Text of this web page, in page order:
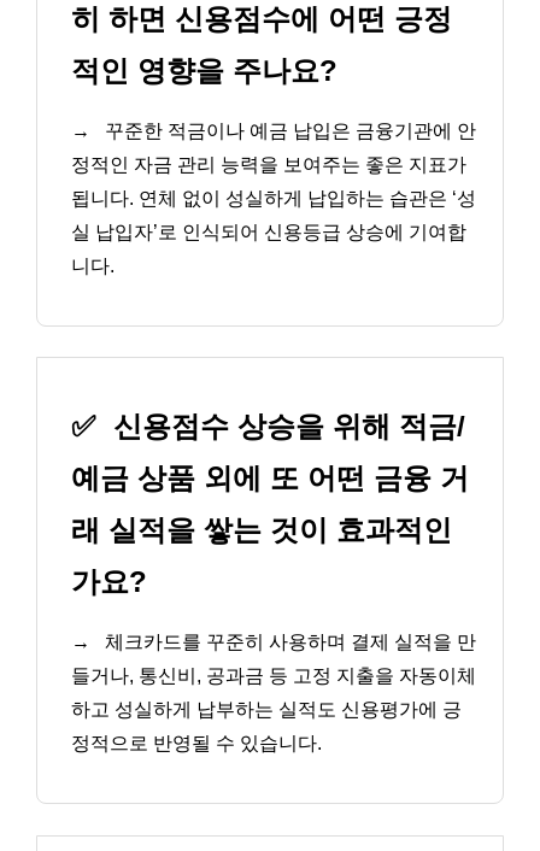
히 하면 신용점수에 어떤 긍정
적인 영향을 주나요?
→
꾸준한 적금이나 예금 납입은 금융기관에 안
정적인 자금 관리 능력을 보여주는 좋은 지표가
됩니다. 연체 없이 성실하게 납입하는 습관은 ‘성
실 납입자’로 인식되어 신용등급 상승에 기여합
니다.
✅ 신용점수 상승을 위해 적금/
예금 상품 외에 또 어떤 금융 거
래 실적을 쌓는 것이 효과적인
가요?
→
체크카드를 꾸준히 사용하며 결제 실적을 만
들거나, 통신비, 공과금 등 고정 지출을 자동이체
하고 성실하게 납부하는 실적도 신용평가에 긍
정적으로 반영될 수 있습니다.